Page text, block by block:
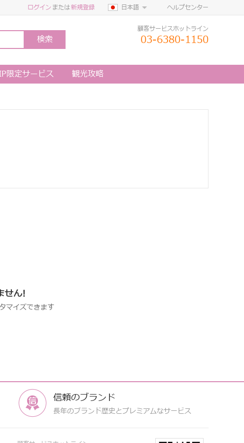
ログイン または新規登録 日本語 ヘルプセンター
検索
顧客サービスホットライン
03-6380-1150
限定サービス 観光攻略
せん!
マイズできます
信頼のブランド
長年のブランド歴史とプレミアムなサービス